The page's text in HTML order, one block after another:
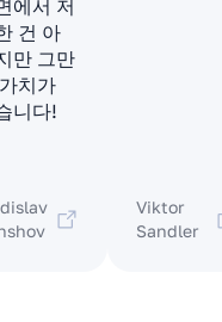
에서 저
건 아
만 그만
치가
니다!
Viktor
Sandler